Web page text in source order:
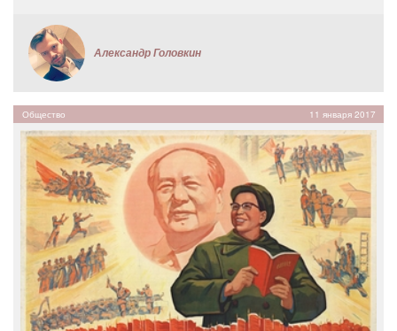
Александр Головкин
Общество 11 января 2017